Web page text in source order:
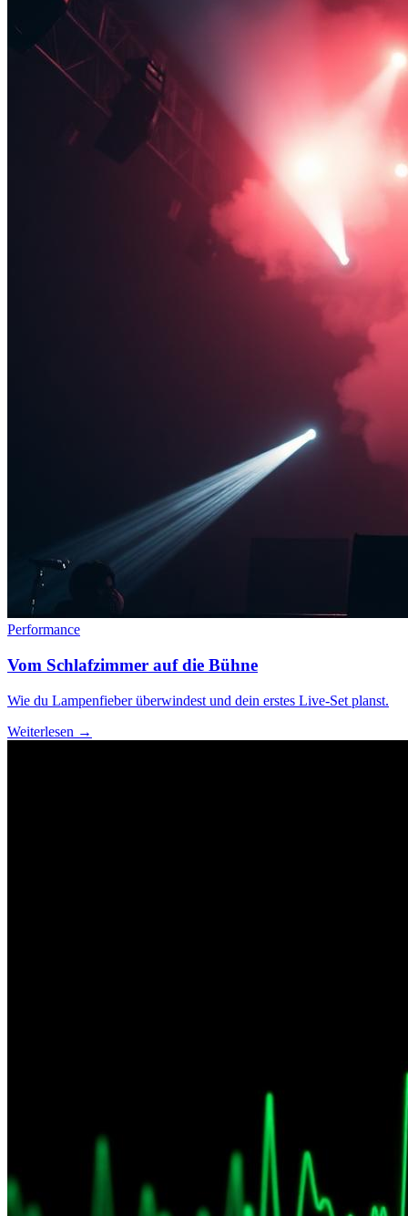
Performance
Vom Schlafzimmer auf die Bühne
Wie du Lampenfieber überwindest und dein erstes Live-Set planst.
Weiterlesen →